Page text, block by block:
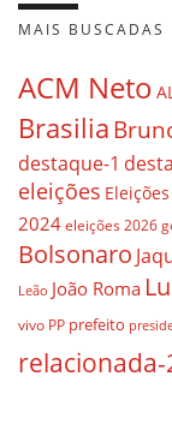
MAIS BUSCADAS
ACM Neto
Brasilia
destaque-1
eleições
2024 eleições 2026
Bolsonaro
Leão João Roma
vivo PP prefeito
relacionada-